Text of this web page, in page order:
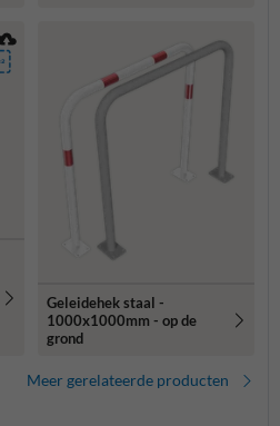
Geleidehek staal -
1000x1000mm - op de
grond
Meer gerelateerde producten